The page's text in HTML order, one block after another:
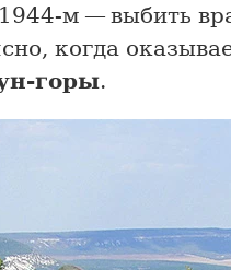
м — выбить
когда
горы.